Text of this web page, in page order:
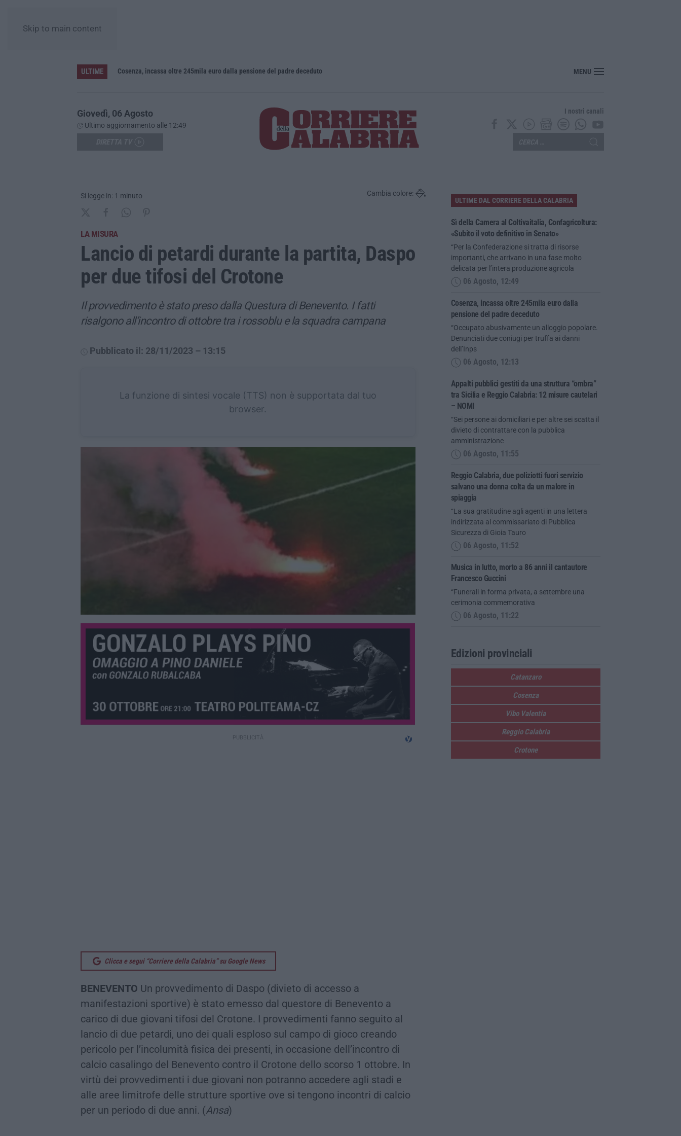
Skip to main content
ULTIME Cosenza, incassa oltre 245mila euro dalla pensione del padre deceduto MENU
Giovedì, 06 Agosto
Ultimo aggiornamento alle 12:49
I nostri canali
Si legge in: 1 minuto Cambia colore:
LA MISURA
Lancio di petardi durante la partita, Daspo
per due tifosi del Crotone
Il provvedimento è stato preso dalla Questura di Benevento. I fatti
risalgono all’incontro di ottobre tra i rossoblu e la squadra campana
Pubblicato il: 28/11/2023 – 13:15
La funzione di sintesi vocale (TTS) non è supportata dal tuo
browser.
Clicca e segui “Corriere della Calabria” su Google News
BENEVENTO Un provvedimento di Daspo (divieto di accesso a
manifestazioni sportive) è stato emesso dal questore di Benevento a
carico di due giovani tifosi del Crotone. I provvedimenti fanno seguito al
lancio di due petardi, uno dei quali esploso sul campo di gioco creando
pericolo per l’incolumità fisica dei presenti, in occasione dell’incontro di
calcio casalingo del Benevento contro il Crotone dello scorso 1 ottobre. In
virtù dei provvedimenti i due giovani non potranno accedere agli stadi e
alle aree limitrofe delle strutture sportive ove si tengono incontri di calcio
per un periodo di due anni. (Ansa)
ULTIME DAL CORRIERE DELLA CALABRIA
Sì della Camera al Coltivaitalia, Confagricoltura:
«Subito il voto definitivo in Senato»
“Per la Confederazione si tratta di risorse
importanti, che arrivano in una fase molto
delicata per l’intera produzione agricola
06 Agosto, 12:49
Cosenza, incassa oltre 245mila euro dalla
pensione del padre deceduto
“Occupato abusivamente un alloggio popolare.
Denunciati due coniugi per truffa ai danni
dell’Inps
06 Agosto, 12:13
Appalti pubblici gestiti da una struttura “ombra”
tra Sicilia e Reggio Calabria: 12 misure cautelari
– NOMI
“Sei persone ai domiciliari e per altre sei scatta il
divieto di contrattare con la pubblica
amministrazione
06 Agosto, 11:55
Reggio Calabria, due poliziotti fuori servizio
salvano una donna colta da un malore in
spiaggia
“La sua gratitudine agli agenti in una lettera
indirizzata al commissariato di Pubblica
Sicurezza di Gioia Tauro
06 Agosto, 11:52
Musica in lutto, morto a 86 anni il cantautore
Francesco Guccini
“Funerali in forma privata, a settembre una
cerimonia commemorativa
06 Agosto, 11:22
Edizioni provinciali
Catanzaro
Cosenza
Vibo Valentia
Reggio Calabria
Crotone